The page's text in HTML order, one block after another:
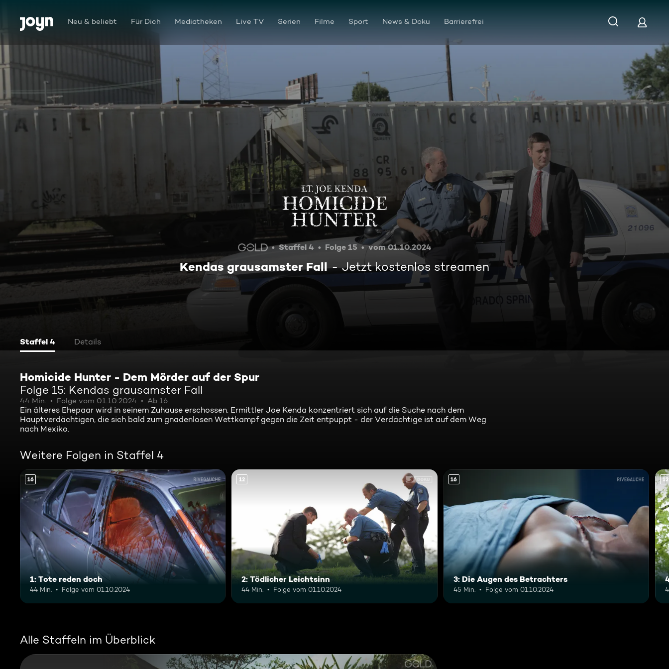
Zum Inhalt springen
Barrierefrei Neu & beliebt Für Dich Mediatheken Live TV Serien Filme Sport News & Doku Barrierefrei
Kendas grausamster Fall
Staffel 4 Folge 15 vom 01.10.2024
Kendas grausamster Fall Jetzt kostenlos streamen
Staffel 4 Details
Homicide Hunter - Dem Mörder auf der Spur
Folge 15: Kendas grausamster Fall
44 Min. Folge vom 01.10.2024 Ab 16
Ein älteres Ehepaar wird in seinem Zuhause erschossen. Ermittler Joe Kenda konzentriert sich auf die Suche nach dem
Hauptverdächtigen, die sich bald zum gnadenlosen Wettkampf gegen die Zeit entpuppt - der Verdächtige ist auf dem Weg
nach Mexiko.
Weitere Folgen in Staffel 4
16
1: Tote reden doch
44 Min. Folge vom 01.10.2024
12
2: Tödlicher Leichtsinn
44 Min. Folge vom 01.10.2024
16
3: Die Augen des Betrachters
45 Min. Folge vom 01.10.2024
12
Alle Staffeln im Überblick